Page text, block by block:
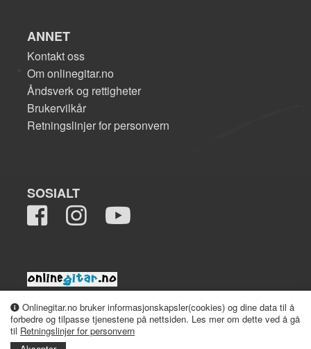
Onlinegitar.no bruker informasjonskapsler(cookies) og dine data til å
forbedre og tilpasse tjenestene på nettsiden. Les mer om dette ved å gå
til Retningslinjer for personvern
ANNET
Kontakt oss
Om onlinegitar.no
Åndsverk og rettigheter
Brukervilkår
Retningslinjer for personvern
SOSIALT
2008-2026 onlinegitar.no